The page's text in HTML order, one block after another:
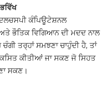
ਕੰਪਿਊਟੇਸ਼ਨਲ
ਭੌਤਿਕ ਵਿਗਿਆਨ ਦੀ ਮਦਦ ਨਾਲ
ਤਰ੍ਹਾਂ ਸਮਝਣਾ ਚਾਹੁੰਦੀ ਹੈ, ਤਾਂ
ਕੀਤੀਆਂ ਜਾ ਸਕਣ ਜੋ ਸਿਹਤ
ਸਕਣ।